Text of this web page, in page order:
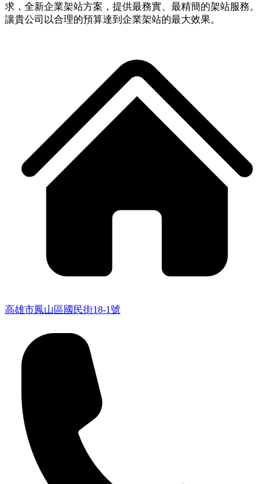
求，全新企業架站方案，提供最務實、最精簡的架站服務。
讓貴公司以合理的預算達到企業架站的最大效果。
高雄市鳳山區國民街18-1號